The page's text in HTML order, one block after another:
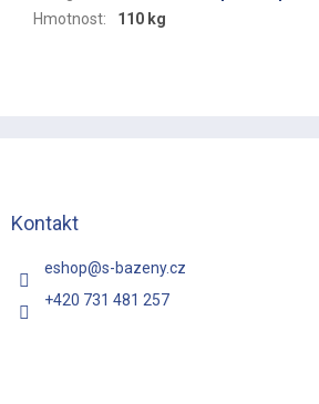
Hmotnost: 110 kg
Kontakt
eshop@s-bazeny.cz
+420 731 481 257